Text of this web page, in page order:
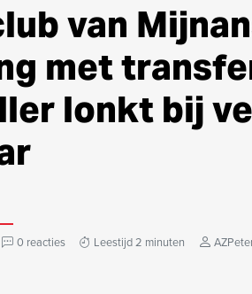
van
met
lonkt bij
0 reacties Leestijd 2 minuten